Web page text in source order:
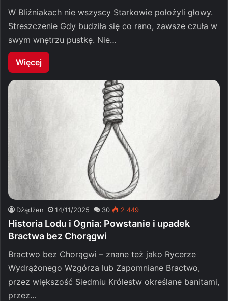
W Bliźniakach nie wszyscy Starkowie położyli głowy.
Streszczenie Gdy budziła się co rano, zawsze czuła w
swym wnętrzu pustkę. Nie…
Więcej
Dżądżen 14/11/2025 30 2 449
Historia Lodu i Ognia: Powstanie i upadek
Bractwa bez Chorągwi
Bractwo bez Chorągwi – znane też jako Rycerze
Wydrążonego Wzgórza lub Zapomniane Bractwo,
przez większość Siedmiu Królestw określane banitami,
przez…